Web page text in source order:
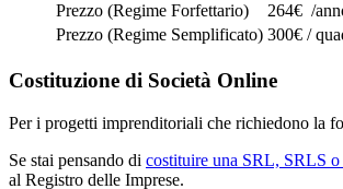
Prezzo (Regime Forfettario)
264€ /
Prezzo (Regime Semplificato) 300€ /
Costituzione di Società Online
Per i progetti imprenditoriali che richiedono la
Se stai pensando di costituire una SRL, SRLS
al Registro delle Imprese.